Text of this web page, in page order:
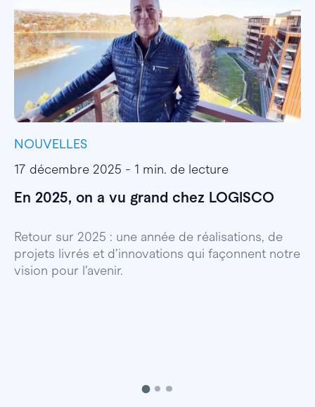
NOUVELLES
17 décembre 2025 - 1 min. de lecture
En 2025, on a vu grand chez LOGISCO
Retour sur 2025 : une année de réalisations, de
projets livrés et d’innovations qui façonnent notre
vision pour l’avenir.